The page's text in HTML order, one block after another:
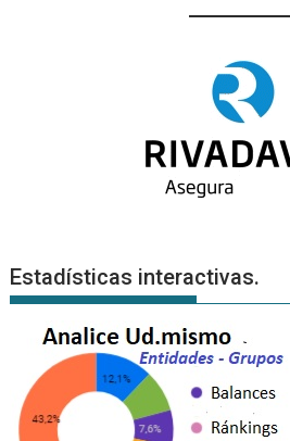
Estadísticas interactivas.